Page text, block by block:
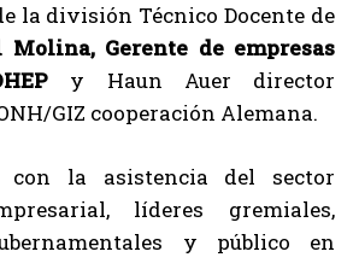
la división Técnico Docente de
Molina, Gerente de empresas
y Haun Auer director
GIZ cooperación Alemana.
la asistencia del sector
líderes gremiales,
y público en